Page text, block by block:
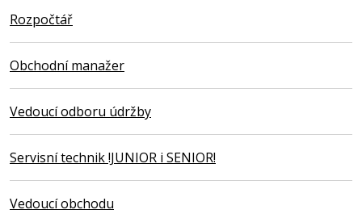
Rozpočtář
Obchodní manažer
Vedoucí odboru údržby
Servisní technik !JUNIOR i SENIOR!
Vedoucí obchodu